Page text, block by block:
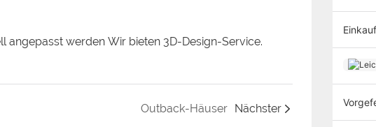
werden Wir bieten 3D-Design-Service.
Outback-Häuser Nächster